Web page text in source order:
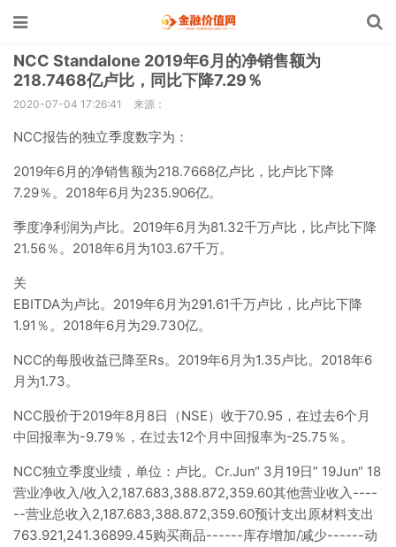
NCC Standalone 2019年6月的净销售额为
218.7468亿卢比，同比下降7.29％
2020-07-04 17:26:41 来源：
NCC报告的独立季度数字为：
2019年6月的净销售额为218.7668亿卢比，比卢比下降
7.29％。2018年6月为235.906亿。
季度净利润为卢比。2019年6月为81.32千万卢比，比卢比下降
21.56％。2018年6月为103.67千万。
关
EBITDA为卢比。2019年6月为291.61千万卢比，比卢比下降
1.91％。2018年6月为29.730亿。
NCC的每股收益已降至Rs。2019年6月为1.35卢比。2018年6
月为1.73。
NCC股价于2019年8月8日（NSE）收于70.95，在过去6个月
中回报率为-9.79％，在过去12个月中回报率为-25.75％。
NCC独立季度业绩，单位：卢比。Cr.Jun“ 3月19日” 19Jun“ 18
营业净收入/收入2,187.683,388.872,359.60其他营业收入----
--营业总收入2,187.683,388.872,359.60预计支出原材料支出
763.921,241.36899.45购买商品------库存增加/减少------动